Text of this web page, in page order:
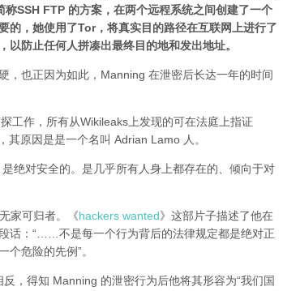
SSH FTP 的方案，在两个远程系统之间创建了一个
的，她使用了Tor，将真实目的路径在互联网上进行了
防止任何人拼凑出最终目的地和发出地址。
，也正因为如此，Manning 在泄密后长达一年的时间
工作，所有从Wikileaks上发现的可在法庭上指证
原因是是一个名叫 Adrian Lamo 人。
绝对安全的。是几乎所有人身上都存在的、倾向于对
家可归者。《hackers wanted》这部片子描述了他在
话：“……不是每一个行为背后的法律规定都是绝对正
危险的先例”。
，得知 Manning 的泄密行为后他将其形容为“我们国